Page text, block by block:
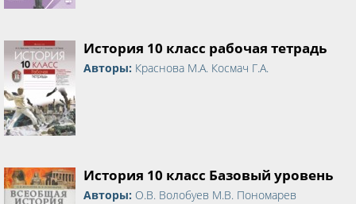
История 10 класс рабочая тетрадь
Авторы: Краснова М.А. Космач Г.А.
История 10 класс Базовый уровень
Авторы: О.В. Волобуев М.В. Пономарев